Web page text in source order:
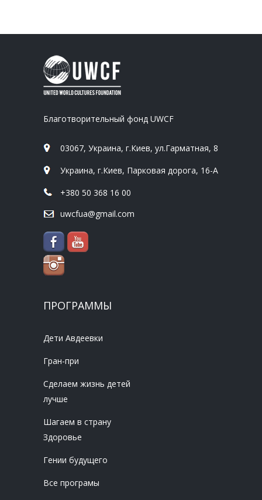
Благотворительный фонд UWCF
03067, Украина, г.Киев, ул.Гарматная, 8
Украина, г.Киев, Парковая дорога, 16-А
+380 50 368 16 00
uwcfua@gmail.com
ПРОГРАММЫ
Дети Авдеевки
Гран-при
Сделаем жизнь детей
лучше
Шагаем в страну
Здоровье
Гении будущего
Все програмы